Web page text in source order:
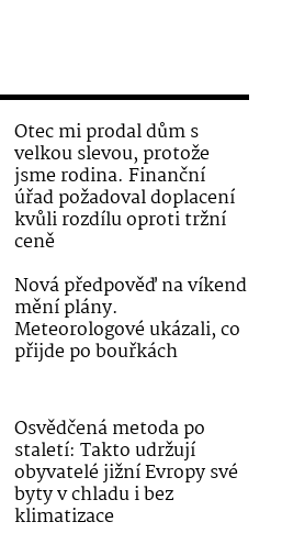
Otec mi prodal dům s
velkou slevou, protože
jsme rodina. Finanční
úřad požadoval doplacení
kvůli rozdílu oproti tržní
ceně
Nová předpověď na víkend
mění plány.
Meteorologové ukázali, co
přijde po bouřkách
Osvědčená metoda po
staletí: Takto udržují
obyvatelé jižní Evropy své
byty v chladu i bez
klimatizace